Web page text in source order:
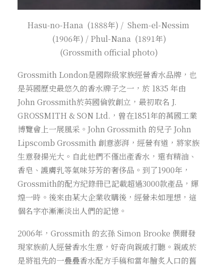
Hasu-no-Hana (1888年) / Shem-el-Nessim
(1906年) / Phul-Nana (1891年)
(Grossmith official photo)
Grossmith London是國際級家族經營香水品牌，也
是英國歷史最悠久的香水牌子之一，於 1835 年由
John Grossmith於英國倫敦創立，最初取名 J.
GROSSMITH & SON Ltd.，曾在1851年的萬國工業
博覽會上一展風采。John Grossmith 的兒子 John
Lipscomb Grossmith 創意澎湃，經營有道，將家族
生意發揚光大。自此他們不僅出產香水，還有精油、
香皂、護膚乳等氣味芬芳的奢侈品。到了1900年，
Grossmith的配方紀錄冊已記載超過3000款產品，輝
煌一時。後來由某大企業收購後，經營未如理想，這
個名字亦漸漸淡出人們的記憶。
2006年，Grossmith 的玄孫 Simon Brooke 偶爾發
現家族前人經營香水生意，好奇向親戚打聽。親戚於
是將祖先的一疊疊香水配方手稿和當年膾炙人口的舊